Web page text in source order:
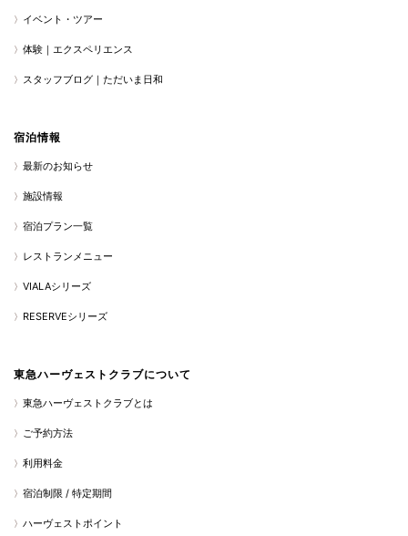
イベント・ツアー
体験｜エクスペリエンス
スタッフブログ｜ただいま日和
宿泊情報
最新のお知らせ
施設情報
宿泊プラン一覧
レストランメニュー
VIALAシリーズ
RESERVEシリーズ
東急ハーヴェストクラブについて
東急ハーヴェストクラブとは
ご予約方法
利用料金
宿泊制限 / 特定期間
ハーヴェストポイント